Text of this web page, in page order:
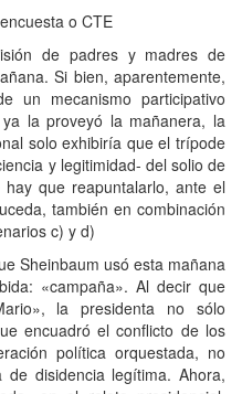
o CTE
de padres y madres de
Si bien, aparentemente,
un mecanismo participativo
la proveyó la mañanera, la
solo exhibiría que el trípode
y legitimidad- del solio de
que reapuntalarlo, ante el
también en combinación
c) y d)
Sheinbaum usó esta mañana
«campaña». Al decir que
la presidenta no sólo
encuadró el conflicto de los
política orquestada, no
disidencia legítima. Ahora,